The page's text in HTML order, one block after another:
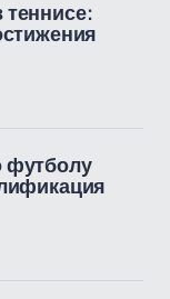
футболу